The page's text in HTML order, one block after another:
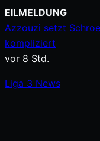
Zum
Inhalt
springen
EILMELDUNG
Azzouzi setzt
kompliziert
vor 8 Std.
Liga 3 News